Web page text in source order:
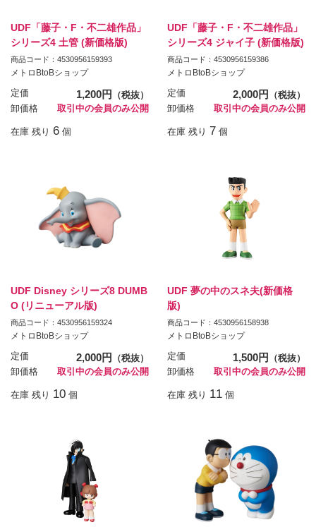
UDF「藤子・F・不二雄作品」
シリーズ4 土管 (新価格版)
商品コード：4530956159393
メトロBtoBショップ
定価 1,200円
（税抜）
卸価格
取引中の会員のみ公開
在庫 残り 6 個
UDF「藤子・F・不二雄作品」
シリーズ4 ジャイ子 (新価格版)
商品コード：4530956159386
メトロBtoBショップ
定価 2,000円
（税抜）
卸価格
取引中の会員のみ公開
在庫 残り 7 個
UDF Disney シリーズ8 DUMB
O (リニューアル版)
商品コード：4530956159324
メトロBtoBショップ
定価 2,000円
（税抜）
卸価格
取引中の会員のみ公開
在庫 残り 10 個
UDF 夢の中のスネ夫(新価格
版)
商品コード：4530956158938
メトロBtoBショップ
定価 1,500円
（税抜）
卸価格
取引中の会員のみ公開
在庫 残り 11 個